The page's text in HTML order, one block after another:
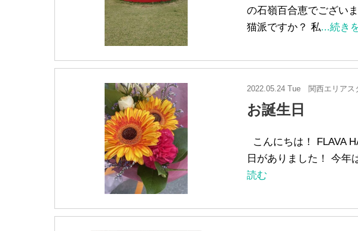
の石嶺百合恵でござい
猫派ですか？ 私...続き
2022.05.24 Tue 関西エリアス
お誕生日
こんにちは！ FLAVA
日がありました！ 今年
読む